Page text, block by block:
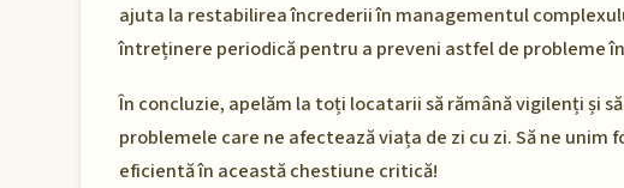
ajuta la restabilirea încrederii în managementul
întreținere periodică pentru a preveni astfel de probleme
În concluzie, apelăm la toți locatarii să rămână vigilenți și
problemele care ne afectează viața de zi cu zi. Să ne
eficientă în această chestiune critică!